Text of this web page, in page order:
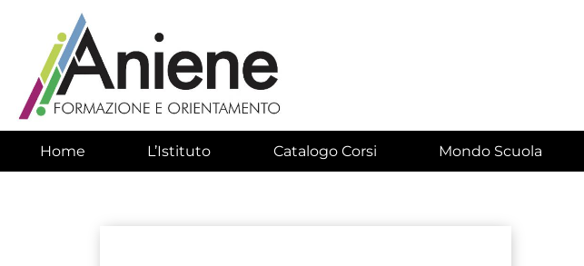
Home L’Istituto Catalogo Corsi Mondo Scuola